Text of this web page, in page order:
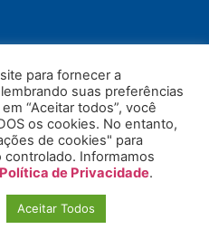
para fornecer a
suas preferências
“Aceitar todos”, você
os cookies. No entanto,
de cookies" para
Informamos
Política de Privacidade.
Aceitar Todos